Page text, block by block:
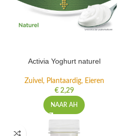
Activia Yoghurt naturel
Zuivel, Plantaardig, Eieren
€2,29
NAAR AH